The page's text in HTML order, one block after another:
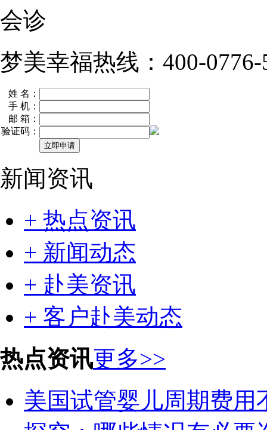
会诊
梦美幸福热线：400-0776-
姓 名：
手 机：
邮 箱：
验证码：
新闻资讯
+ 热点资讯
+ 新闻动态
+ 赴美资讯
+ 客户赴美动态
热点资讯更多>>
美国试管婴儿周期费